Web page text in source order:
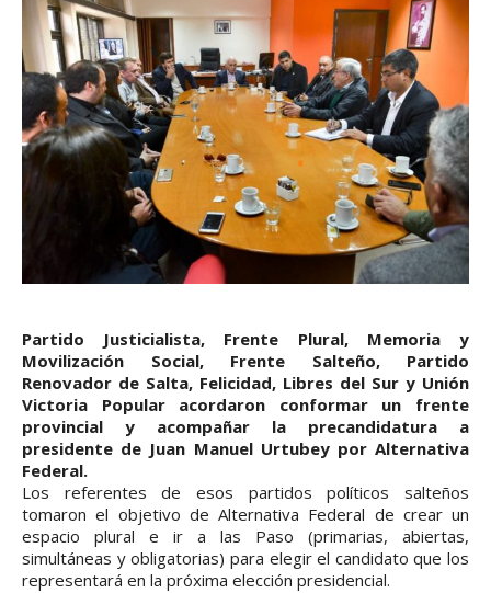
Partido Justicialista, Frente Plural, Memoria y
Movilización Social, Frente Salteño, Partido
Renovador de Salta, Felicidad, Libres del Sur y Unión
Victoria Popular acordaron conformar un frente
provincial y acompañar la precandidatura a
presidente de Juan Manuel Urtubey por Alternativa
Federal.
Los referentes de esos partidos políticos salteños
tomaron el objetivo de Alternativa Federal de crear un
espacio plural e ir a las Paso (primarias, abiertas,
simultáneas y obligatorias) para elegir el candidato que los
representará en la próxima elección presidencial.